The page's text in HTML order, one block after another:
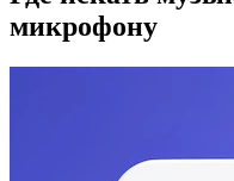
микрофону